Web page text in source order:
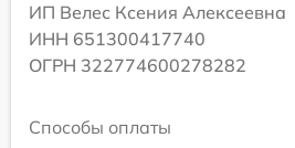
ИП Велес Ксения Алексеевна
ИНН 651300417740
ОГРН 322774600278282
Способы оплаты